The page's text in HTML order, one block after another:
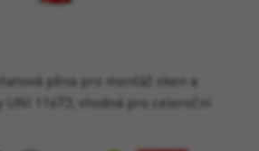
pěna pro montáž oken a
11673, vhodná pro celoroční